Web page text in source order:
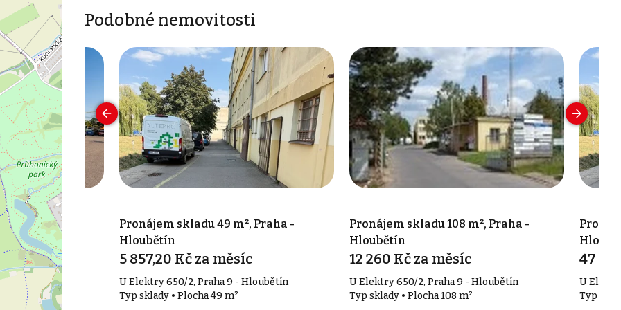
Podobné nemovitosti
Praha -
4 - Hodkovičky
Pronájem skladu 49 m², Praha -
Hloubětín
5 857,20 Kč za měsíc
U Elektry 650/2, Praha 9 - Hloubětín
Typ sklady • Plocha 49 m²
Pronájem skladu 108 m², Praha -
Hloubětín
12 260 Kč za měsíc
U Elektry 650/2, Praha 9 - Hloubětín
Typ sklady • Plocha 108 m²
47
U
Typ